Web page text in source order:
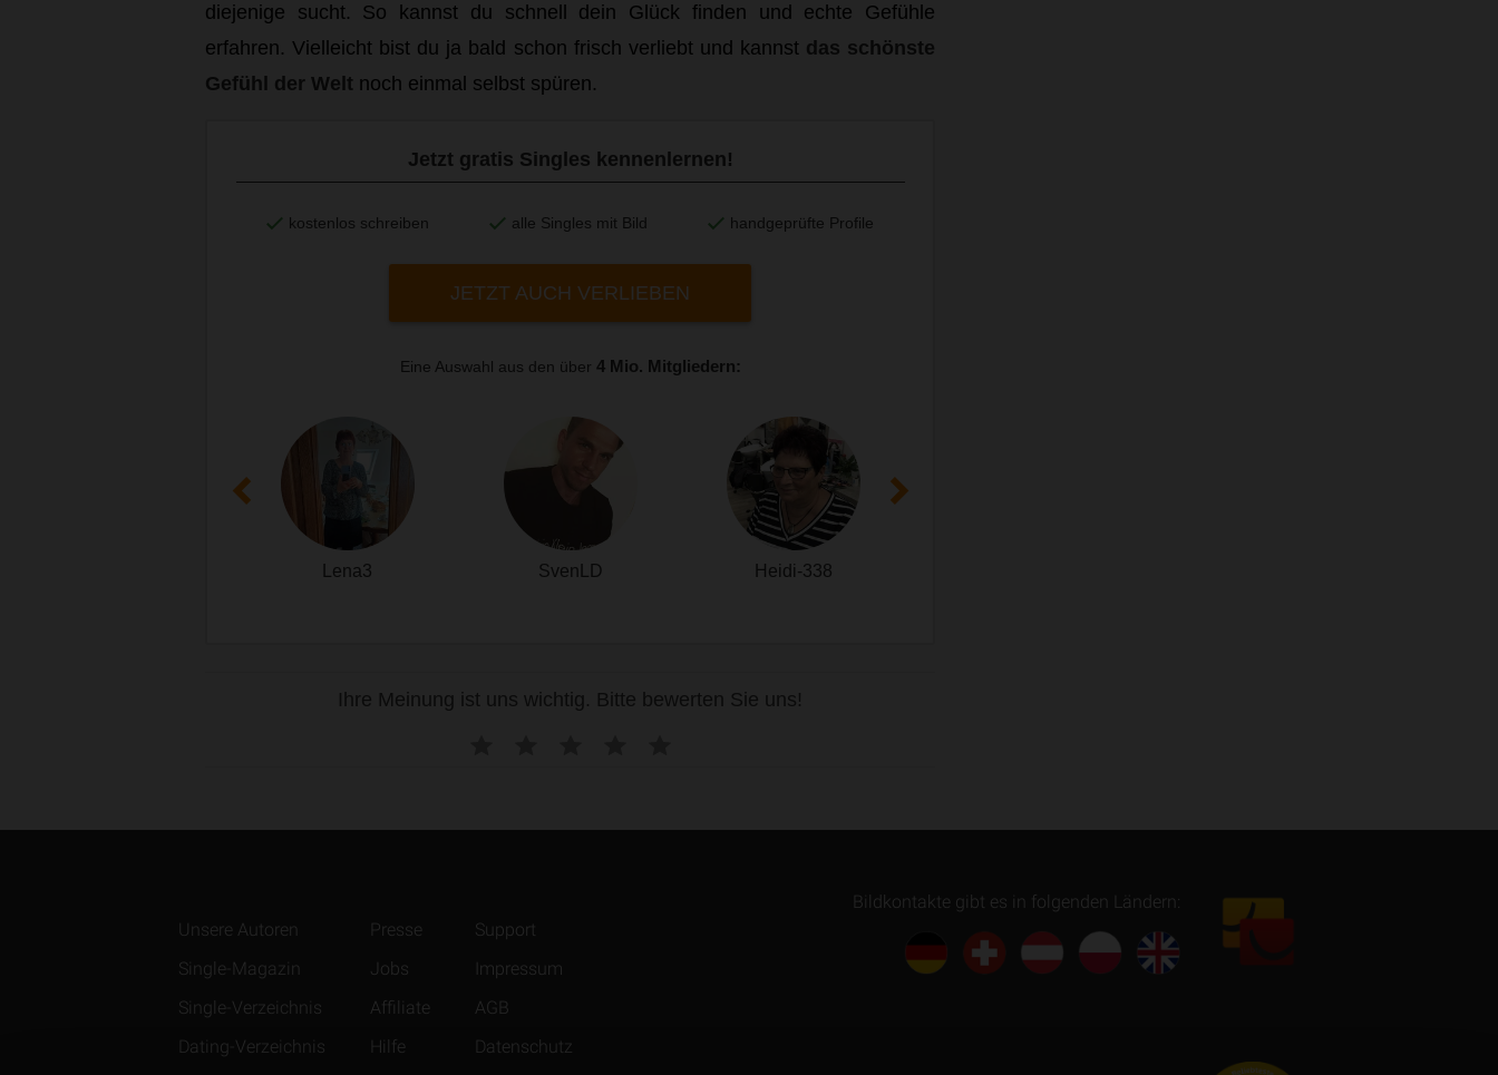
diejenige sucht. So kannst du schnell dein Glück finden und echte Gefühle
erfahren. Vielleicht bist du ja bald schon frisch verliebt und kannst das schönste
Gefühl der Welt noch einmal selbst spüren.
Jetzt gratis Singles kennenlernen!
kostenlos schreiben alle Singles mit Bild handgeprüfte Profile
JETZT AUCH VERLIEBEN
Eine Auswahl aus den über 4 Mio. Mitgliedern:
Lena3 SvenLD Heidi-338
Ihre Meinung ist uns wichtig. Bitte bewerten Sie uns!
Bildkontakte gibt es in folgenden Ländern:
Unsere Autoren
Single-Magazin
Single-Verzeichnis
Dating-Verzeichnis
Presse
Jobs
Affiliate
Hilfe
Support
Impressum
AGB
Datenschutz